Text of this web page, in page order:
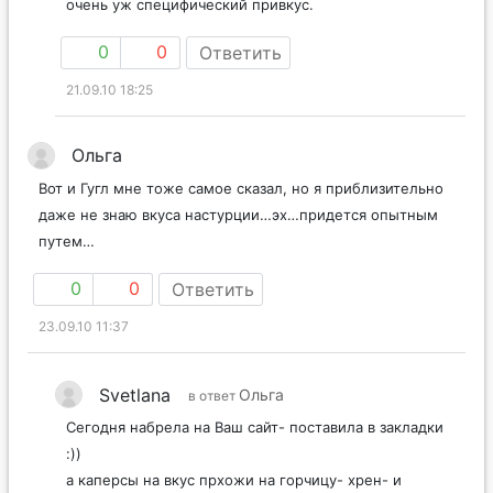
очень уж специфический привкус.
0 0 Ответить
21.09.10 18:25
Ольга
Вот и Гугл мне тоже самое сказал, но я приблизительно
даже не знаю вкуса настурции…эх…придется опытным
путем…
0 0 Ответить
23.09.10 11:37
Svetlana в ответ Ольга
Сегодня набрела на Ваш сайт- поставила в закладки
:))
а каперсы на вкус прхожи на горчицу- хрен- и